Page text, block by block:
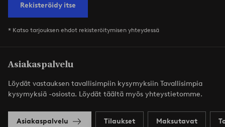
Rekisteröidy itse
* Katso tarjouksen ehdot rekisteröitymisen yhteydessä
Asiakaspalvelu
Löydät vastauksen tavallisimpiin kysymyksiin Tavallisimpia
kysymyksiä -osiosta. Löydät täältä myös yhteystietomme.
Asiakaspalvelu Tilaukset Maksutavat